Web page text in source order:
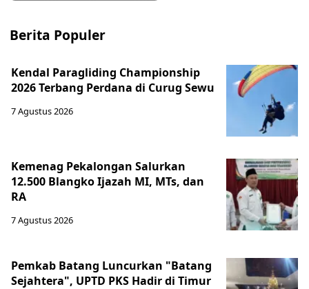
Berita Populer
Kendal Paragliding Championship
2026 Terbang Perdana di Curug Sewu
7 Agustus 2026
Kemenag Pekalongan Salurkan
12.500 Blangko Ijazah MI, MTs, dan
RA
7 Agustus 2026
Pemkab Batang Luncurkan "Batang
Sejahtera", UPTD PKS Hadir di Timur